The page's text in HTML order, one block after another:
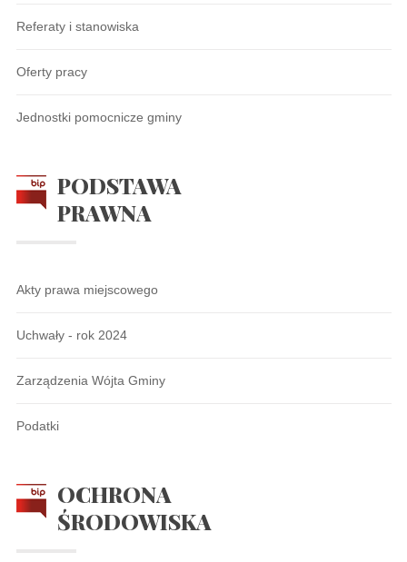
Referaty i stanowiska
Oferty pracy
Jednostki pomocnicze gminy
PODSTAWA
PRAWNA
Akty prawa miejscowego
Uchwały - rok 2024
Zarządzenia Wójta Gminy
Podatki
OCHRONA
ŚRODOWISKA